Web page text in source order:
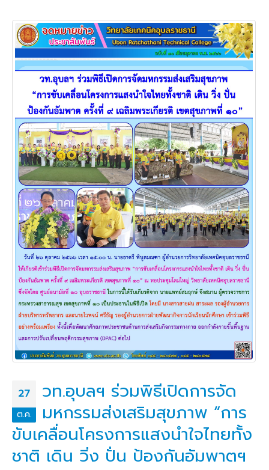
27
ต.ค.
วท.อุบลฯ ร่วมพิธีเปิดการจัด
มหกรรมส่งเสริมสุขภาพ “การ
ขับเคลื่อนโครงการแสงนำใจไทยทั้ง
ชาติ เดิน วิ่ง ปั่น ป้องกันอัมพาตฯ